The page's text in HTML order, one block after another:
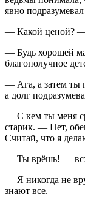
явно
— Какой ценой? —
— Будь хорошей
благополучное
— Ага, а затем ты
а долг
— С кем ты меня
старик. — Нет,
Считай, что я
— Ты врёшь! —
— Я никогда не
знают все.